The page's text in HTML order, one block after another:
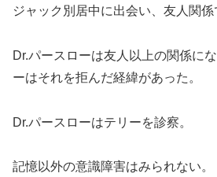
ジャック別居中に出会い、友人関係
Dr.パースローは友人以上の関係に
ーはそれを拒んだ経緯があった。
Dr.パースローはテリーを診察。
記憶以外の意識障害はみられない。